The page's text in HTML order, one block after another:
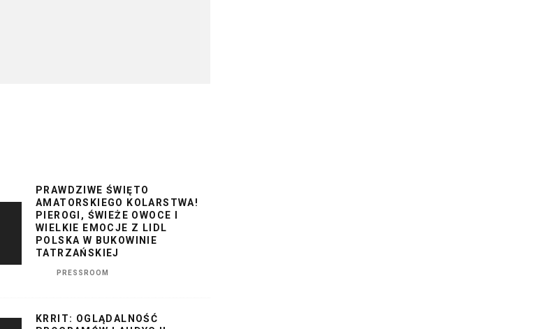
PRAWDZIWE ŚWIĘTO
AMATORSKIEGO KOLARSTWA!
PIEROGI, ŚWIEŻE OWOCE I
WIELKIE EMOCJE Z LIDL
POLSKA W BUKOWINIE
TATRZAŃSKIEJ
PRESSROOM
KRRIT: OGLĄDALNOŚĆ